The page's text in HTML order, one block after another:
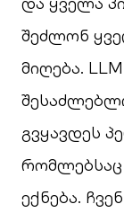
შეძლონ
მიღება.
გვყავდეს
რომლებსაც
ექნება.